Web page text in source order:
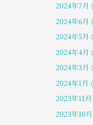
2024年7月
2024年6月
2024年5月
2024年4月
2024年3月
2024年1月
2023年11月
2023年10月